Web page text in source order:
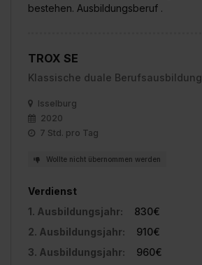
bestehen. Ausbildungsberuf .
TROX SE
Klassische duale Berufsausbildung
Isselburg
2020
7 Std. pro Tag
Wollte nicht übernommen werden
Verdienst
1. Ausbildungsjahr:
830€
2. Ausbildungsjahr:
910€
3. Ausbildungsjahr:
960€